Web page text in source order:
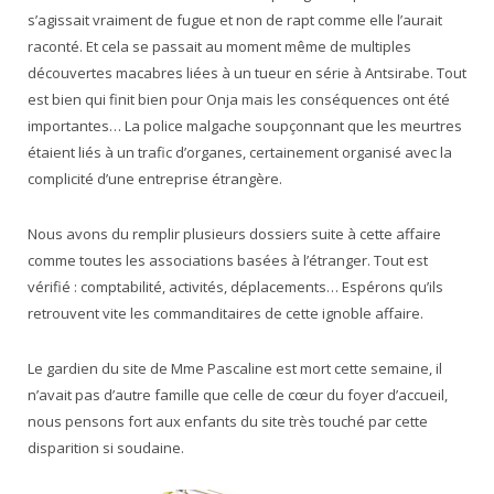
s’agissait vraiment de fugue et non de rapt comme elle l’aurait
raconté. Et cela se passait au moment même de multiples
découvertes macabres liées à un tueur en série à Antsirabe. Tout
est bien qui finit bien pour Onja mais les conséquences ont été
importantes… La police malgache soupçonnant que les meurtres
étaient liés à un trafic d’organes, certainement organisé avec la
complicité d’une entreprise étrangère.
Nous avons du remplir plusieurs dossiers suite à cette affaire
comme toutes les associations basées à l’étranger. Tout est
vérifié : comptabilité, activités, déplacements… Espérons qu’ils
retrouvent vite les commanditaires de cette ignoble affaire.
Le gardien du site de Mme Pascaline est mort cette semaine, il
n’avait pas d’autre famille que celle de cœur du foyer d’accueil,
nous pensons fort aux enfants du site très touché par cette
disparition si soudaine.